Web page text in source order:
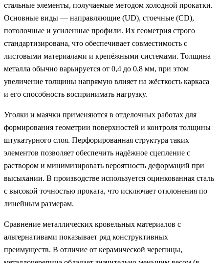
стальные элементы, получаемые методом холодной прокатки.
Основные виды — направляющие (UD), стоечные (CD),
потолочные и усиленные профили. Их геометрия строго
стандартизирована, что обеспечивает совместимость с
листовыми материалами и крепёжными системами. Толщина
металла обычно варьируется от 0,4 до 0,8 мм, при этом
увеличение толщины напрямую влияет на жёсткость каркаса
и его способность воспринимать нагрузку.
Уголки и маячки применяются в отделочных работах для
формирования геометрии поверхностей и контроля толщины
штукатурного слоя. Перфорированная структура таких
элементов позволяет обеспечить надёжное сцепление с
раствором и минимизировать вероятность деформаций при
высыхании. В производстве используется оцинкованная сталь
с высокой точностью проката, что исключает отклонения по
линейным размерам.
Сравнение металлических кровельных материалов с
альтернативами показывает ряд конструктивных
преимуществ. В отличие от керамической черепицы,